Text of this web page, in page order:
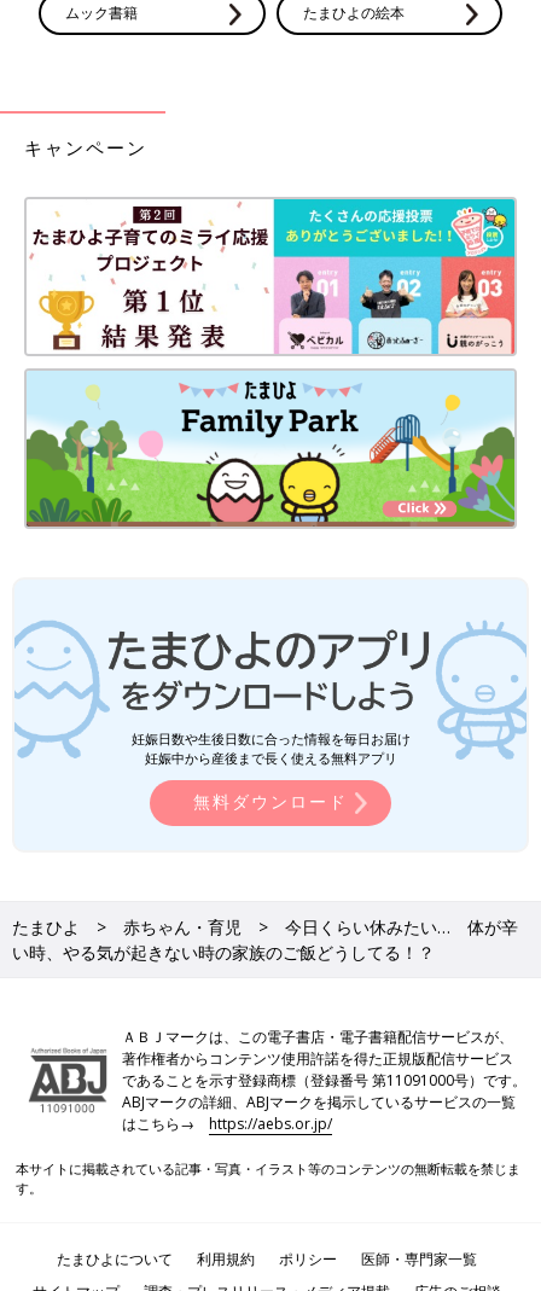
ムック書籍 たまひよの絵本
キャンペーン
妊娠日数や生後日数に合った情報を毎日お届け
妊娠中から産後まで長く使える無料アプリ
無料ダウンロード
たまひよ 赤ちゃん・育児
今日くらい休みたい… 体が辛
い時、やる気が起きない時の家族のご飯どうしてる！？
ＡＢＪマークは、この電子書店・電子書籍配信サービスが、
著作権者からコンテンツ使用許諾を得た正規版配信サービス
であることを示す登録商標（登録番号 第11091000号）です。
ABJマークの詳細、ABJマークを掲示しているサービスの一覧
はこちら→https://aebs.or.jp/
本サイトに掲載されている記事・写真・イラスト等のコンテンツの無断転載を禁じま
す。
たまひよについて 利用規約 ポリシー
医師・専門家一覧